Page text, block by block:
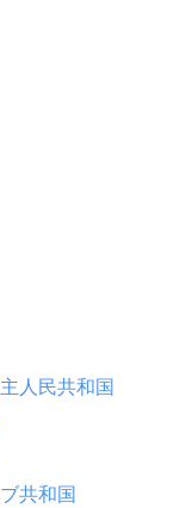
人民共和国
共和国